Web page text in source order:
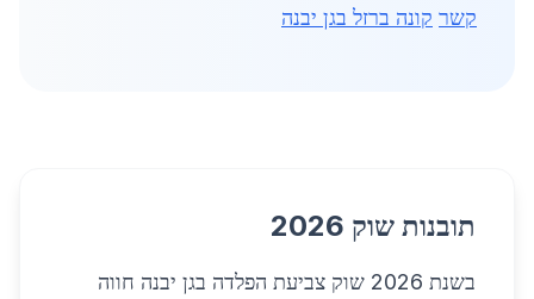
קשר קונה ברזל בגן יבנה
תובנות שוק 2026
בשנת 2026 שוק צביעת הפלדה בגן יבנה חווה